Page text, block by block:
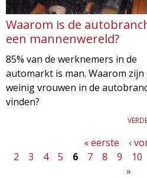
Waarom is de
een mannenwereld?
85% van de werknemers in de
automarkt is man. Waarom zijn
weinig vrouwen in de
vinden?
« eerste ‹
2
3 4 5 6 7 8 9 10
»